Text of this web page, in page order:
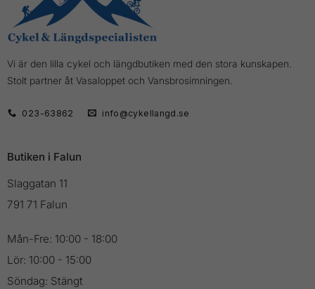
Vi är den lilla cykel och längdbutiken med den stora kunskapen.
Stolt partner åt Vasaloppet och Vansbrosimningen.
023-63862 info@cykellangd.se
Butiken i Falun
Slaggatan 11
791 71 Falun
Mån-Fre: 10:00 - 18:00
Lör: 10:00 - 15:00
Söndag: Stängt